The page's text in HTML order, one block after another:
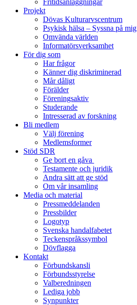
Fritidsanläggningar
Projekt
Dövas Kulturarvscentrum
Psykisk hälsa – Syssna på mig
Omvända världen
Informatörsverksamhet
För dig som
Har frågor
Känner dig diskriminerad
Mår dåligt
Förälder
Föreningsaktiv
Studerande
Intresserad av forskning
Bli medlem
Välj förening
Medlemsformer
Stöd SDR
Ge bort en gåva
Testamente och juridik
Andra sätt att ge stöd
Om vår insamling
Media och material
Pressmeddelanden
Pressbilder
Logotyp
Svenska handalfabetet
Teckenspråkssymbol
Dövflagga
Kontakt
Förbundskansli
Förbundsstyrelse
Valberedningen
Lediga jobb
Synpunkter